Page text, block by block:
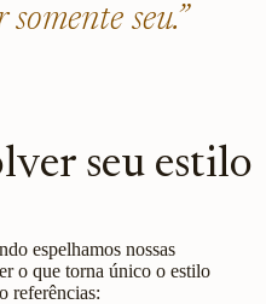
seu.”
seu estilo
espelhamos nossas
o que torna único o estilo
referências: